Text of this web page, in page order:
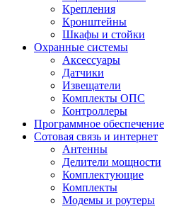
Крепления
Кронштейны
Шкафы и стойки
Охранные системы
Аксессуары
Датчики
Извещатели
Комплекты ОПС
Контроллеры
Программное обеспечение
Сотовая связь и интернет
Антенны
Делители мощности
Комплектующие
Комплекты
Модемы и роутеры